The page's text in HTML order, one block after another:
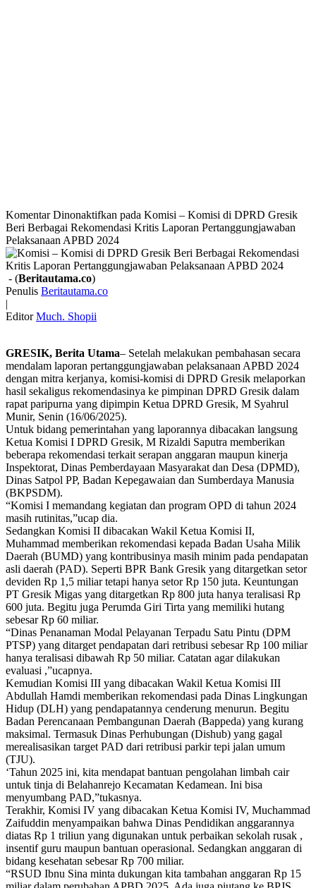
Komentar Dinonaktifkan pada Komisi – Komisi di DPRD Gresik
Beri Berbagai Rekomendasi Kritis Laporan Pertanggungjawaban
Pelaksanaan APBD 2024
- (Beritautama.co)
Penulis Beritautama.co
|
Editor Much. Shopii
GRESIK, Berita Utama– Setelah melakukan pembahasan secara
mendalam laporan pertanggungjawaban pelaksanaan APBD 2024
dengan mitra kerjanya, komisi-komisi di DPRD Gresik melaporkan
hasil sekaligus rekomendasinya ke pimpinan DPRD Gresik dalam
rapat paripurna yang dipimpin Ketua DPRD Gresik, M Syahrul
Munir, Senin (16/06/2025).
Untuk bidang pemerintahan yang laporannya dibacakan langsung
Ketua Komisi I DPRD Gresik, M Rizaldi Saputra memberikan
beberapa rekomendasi terkait serapan anggaran maupun kinerja
Inspektorat, Dinas Pemberdayaan Masyarakat dan Desa (DPMD),
Dinas Satpol PP, Badan Kepegawaian dan Sumberdaya Manusia
(BKPSDM).
“Komisi I memandang kegiatan dan program OPD di tahun 2024
masih rutinitas,”ucap dia.
Sedangkan Komisi II dibacakan Wakil Ketua Komisi II,
Muhammad memberikan rekomendasi kepada Badan Usaha Milik
Daerah (BUMD) yang kontribusinya masih minim pada pendapatan
asli daerah (PAD). Seperti BPR Bank Gresik yang ditargetkan setor
deviden Rp 1,5 miliar tetapi hanya setor Rp 150 juta. Keuntungan
PT Gresik Migas yang ditargetkan Rp 800 juta hanya teralisasi Rp
600 juta. Begitu juga Perumda Giri Tirta yang memiliki hutang
sebesar Rp 60 miliar.
“Dinas Penanaman Modal Pelayanan Terpadu Satu Pintu (DPM
PTSP) yang ditarget pendapatan dari retribusi sebesar Rp 100 miliar
hanya teralisasi dibawah Rp 50 miliar. Catatan agar dilakukan
evaluasi ,”ucapnya.
Kemudian Komisi III yang dibacakan Wakil Ketua Komisi III
Abdullah Hamdi memberikan rekomendasi pada Dinas Lingkungan
Hidup (DLH) yang pendapatannya cenderung menurun. Begitu
Badan Perencanaan Pembangunan Daerah (Bappeda) yang kurang
maksimal. Termasuk Dinas Perhubungan (Dishub) yang gagal
merealisasikan target PAD dari retribusi parkir tepi jalan umum
(TJU).
‘Tahun 2025 ini, kita mendapat bantuan pengolahan limbah cair
untuk tinja di Belahanrejo Kecamatan Kedamean. Ini bisa
menyumbang PAD,”tukasnya.
Terakhir, Komisi IV yang dibacakan Ketua Komisi IV, Muchammad
Zaifuddin menyampaikan bahwa Dinas Pendidikan anggarannya
diatas Rp 1 triliun yang digunakan untuk perbaikan sekolah rusak ,
insentif guru maupun bantuan operasional. Sedangkan anggaran di
bidang kesehatan sebesar Rp 700 miliar.
“RSUD Ibnu Sina minta dukungan kita tambahan anggaran Rp 15